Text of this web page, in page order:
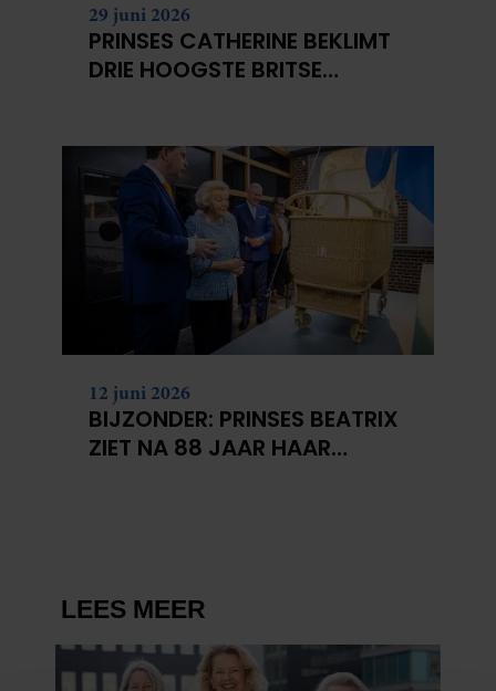
29 juni 2026
PRINSES CATHERINE BEKLIMT
DRIE HOOGSTE BRITSE
12 juni 2026
BIJZONDER: PRINSES BEATRIX
ZIET NA 88 JAAR HAAR